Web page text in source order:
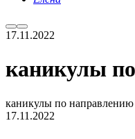
17.11.2022
каникулы
каникулы по
17.11.2022